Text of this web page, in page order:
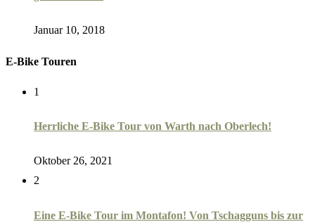
Januar 10, 2018
E-Bike Touren
1
Herrliche E-Bike Tour von Warth nach Oberlech!
Oktober 26, 2021
2
Eine E-Bike Tour im Montafon! Von Tschagguns bis zur